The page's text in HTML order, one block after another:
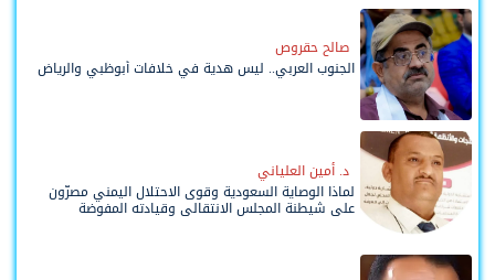
صالح حقروص
الجنوب العربي.. ليس هدية في خلافات أبوظبي والرياض
د. أمين العلياني
لماذا الوصاية السعودية وقوى الاحتلال اليمني مصرّون
على شيطنة المجلس الانتقالي وقيادته المفوضة